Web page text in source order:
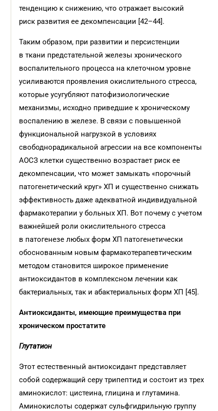
тенденцию к снижению, что отражает высокий
риск развития ее декомпенсации [42–44].
Таким образом, при развитии и персистенции
в ткани предстательной железы хронического
воспалительного процесса на клеточном уровне
усиливаются проявления окислительного стресса,
которые усугубляют патофизиологические
механизмы, исходно приведшие к хроническому
воспалению в железе. В связи с повышенной
функциональной нагрузкой в условиях
свободнорадикальной агрессии на все компоненты
АОСЗ клетки существенно возрастает риск ее
декомпенсации, что может замыкать «порочный
патогенетический круг» ХП и существенно снижать
эффективность даже адекватной индивидуальной
фармакотерапии у больных ХП. Вот почему с учетом
важнейшей роли окислительного стресса
в патогенезе любых форм ХП патогенетически
обоснованным новым фармакотерапевтическим
методом становится широкое применение
антиоксидантов в комплексном лечении как
бактериальных, так и абактериальных форм ХП [45].
Антиоксиданты, имеющие преимущества при
хроническом простатите
Глутатион
Этот естественный антиоксидант представляет
собой содержащий серу трипептид и состоит из трех
аминокислот: цистеина, глицина и глутамина.
Аминокислоты содержат сульфгидрильную группу